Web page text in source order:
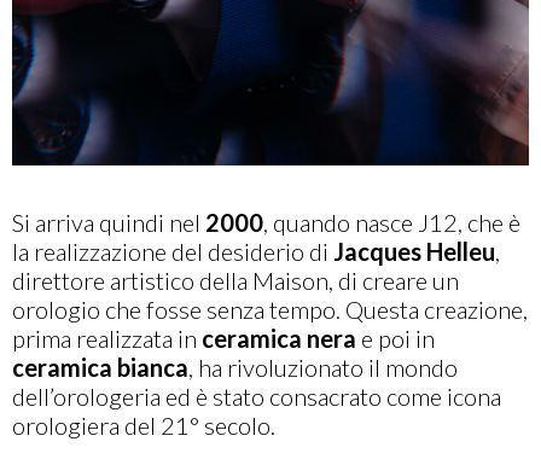
Si arriva quindi nel 2000, quando nasce J12, che è
la realizzazione del desiderio di Jacques Helleu,
direttore artistico della Maison, di creare un
orologio che fosse senza tempo. Questa creazione,
prima realizzata in ceramica nera e poi in
ceramica bianca, ha rivoluzionato il mondo
dell’orologeria ed è stato consacrato come icona
orologiera del 21° secolo.